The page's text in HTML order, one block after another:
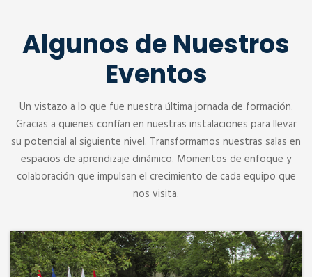
Algunos de Nuestros
Eventos
Un vistazo a lo que fue nuestra última jornada de formación.
Gracias a quienes confían en nuestras instalaciones para llevar
su potencial al siguiente nivel. Transformamos nuestras salas en
espacios de aprendizaje dinámico. Momentos de enfoque y
colaboración que impulsan el crecimiento de cada equipo que
nos visita.